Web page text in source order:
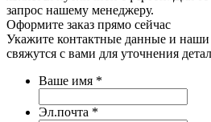
запрос нашему менеджеру.
Оформите заказ прямо сейчас
Укажите контактные данные и
свяжутся с вами для уточнения
Ваше имя *
Эл.почта *